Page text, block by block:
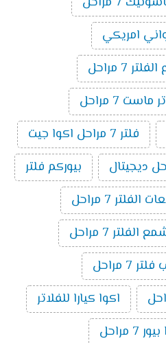
امريكي
7 مراحل
7 مراحل
فلتر 7 مراحل اكوا جيت
بيوركم فلتر
7 مراحل
7 مراحل
7 مراحل
اكوا كيارا للفلاتر
مراحل